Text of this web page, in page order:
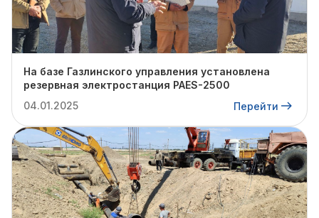
На базе Газлинского управления установлена
резервная электростанция PAES-2500
04.01.2025
Перейти